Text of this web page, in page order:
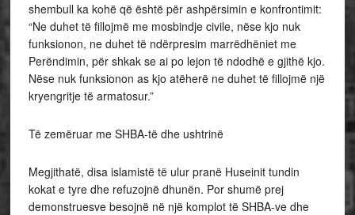
shembull ka kohë që është për ashpërsimin e konfrontimit:
“Ne duhet të fillojmë me mosbindje civile, nëse kjo nuk
funksionon, ne duhet të ndërpresim marrëdhëniet me
Perëndimin, për shkak se ai po lejon të ndodhë e gjithë kjo.
Nëse nuk funksionon as kjo atëherë ne duhet të fillojmë një
kryengritje të armatosur.”
Të zemëruar me SHBA-të dhe ushtrinë
Megjithatë, disa islamistë të ulur pranë Huseinit tundin
kokat e tyre dhe refuzojnë dhunën. Por shumë prej
demonstruesve besojnë në një komplot të SHBA-ve dhe